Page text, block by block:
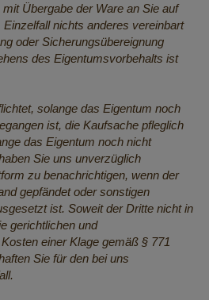
Übergabe der Ware an Sie auf
nichts anderes vereinbart
oder Sicherungsübereignung
des Eigentumsvorbehalts ist
solange das Eigentum noch
ist, die Kaufsache pfleglich
das Eigentum noch nicht
Sie uns unverzüglich
zu benachrichtigen, wenn der
gepfändet oder sonstigen
ist. Soweit der Dritte nicht in
gerichtlichen und
einer Klage gemäß § 771
Sie für den bei uns